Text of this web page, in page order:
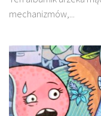
mechanizmów,...